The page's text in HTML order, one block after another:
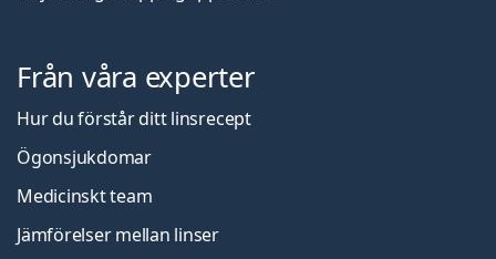
Från våra experter
Hur du förstår ditt linsrecept
Ögonsjukdomar
Medicinskt team
Jämförelser mellan linser